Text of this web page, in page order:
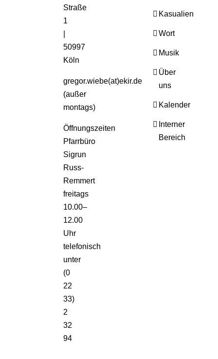
Straße
1
50997
Köln
gregor.wiebe(at)ekir.de
(außer
montags)
Öffnungszeiten
Pfarrbüro
Sigrun
Russ-
Remmert
freitags
10.00–
12.00
Uhr
telefonisch
unter
(0
22
33)
2
32
94
Kasualien
Wort
Musik
Über
uns
Kalender
Interner
Bereich